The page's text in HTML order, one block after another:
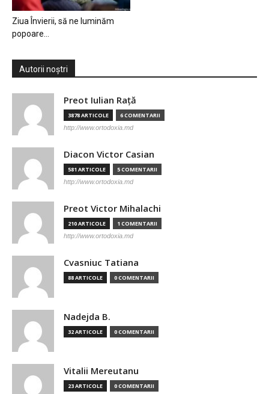
Ziua Învierii, să ne luminăm
popoare…
Autorii noștri
Preot Iulian Raţă
3878 ARTICOLE 6 COMENTARII
http://www.ortodoxia.md
Diacon Victor Casian
581 ARTICOLE 5 COMENTARII
http://www.ortodoxia.md
Preot Victor Mihalachi
210 ARTICOLE 1 COMENTARII
http://www.ortodoxia.md
Cvasniuc Tatiana
88 ARTICOLE 0 COMENTARII
Nadejda B.
32 ARTICOLE 0 COMENTARII
Vitalii Mereutanu
23 ARTICOLE 0 COMENTARII